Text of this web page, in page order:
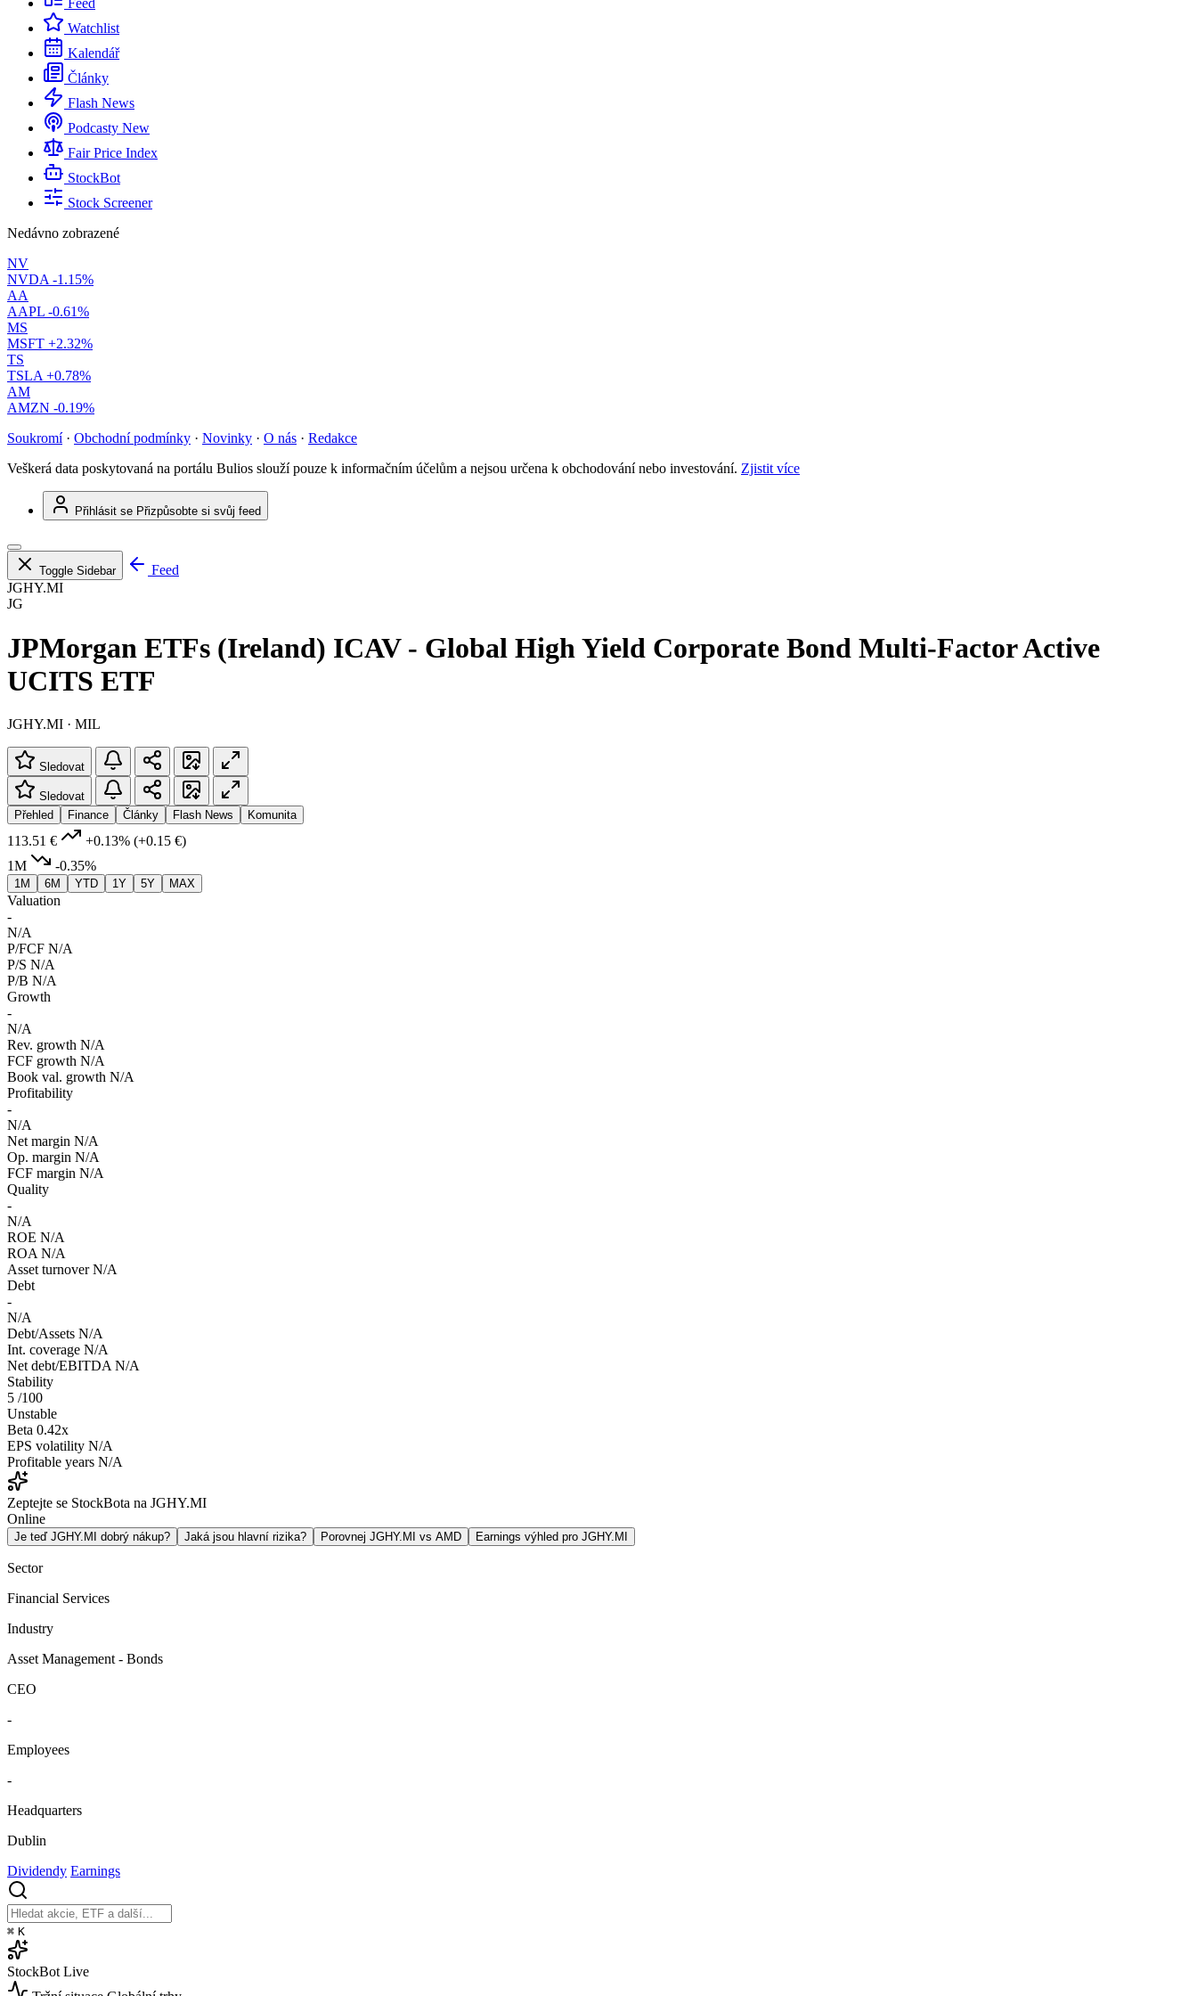
Feed
Watchlist
Kalendář
Články
Flash News
Podcasty New
Fair Price Index
StockBot
Stock Screener
Nedávno zobrazené
NV
NVDA -1.15%
AA
AAPL -0.61%
MS
MSFT +2.32%
TS
TSLA +0.78%
AM
AMZN -0.19%
Soukromí · Obchodní podmínky · Novinky · O nás · Redakce
Veškerá data poskytovaná na portálu Bulios slouží pouze k informačním účelům a nejsou určena k obchodování nebo investování. Zjistit více
Přihlásit se Přizpůsobte si svůj feed
Toggle Sidebar
Feed
JGHY.MI
JG
JPMorgan ETFs (Ireland) ICAV - Global High Yield Corporate Bond Multi-Factor Active
UCITS ETF
JGHY.MI · MIL
Sledovat
Sledovat
Přehled
Finance Články Flash News Komunita
113.51 € +0.13% (+0.15 €)
1M
-0.35%
1M 6M YTD 1Y 5Y MAX
Valuation
-
N/A
P/FCF N/A
P/S N/A
P/B N/A
Growth
-
N/A
Rev. growth N/A
FCF growth N/A
Book val. growth N/A
Profitability
-
N/A
Net margin N/A
Op. margin N/A
FCF margin N/A
Quality
-
N/A
ROE N/A
ROA N/A
Asset turnover N/A
Debt
-
N/A
Debt/Assets N/A
Int. coverage N/A
Net debt/EBITDA N/A
Stability
5 /100
Unstable
Beta 0.42x
EPS volatility N/A
Profitable years N/A
Zeptejte se StockBota na JGHY.MI
Online
Je teď JGHY.MI dobrý nákup? Jaká jsou hlavní rizika? Porovnej JGHY.MI vs AMD Earnings výhled pro JGHY.MI
Sector
Financial Services
Industry
Asset Management - Bonds
CEO
-
Employees
-
Headquarters
Dublin
Dividendy Earnings
⌘ K
StockBot Live